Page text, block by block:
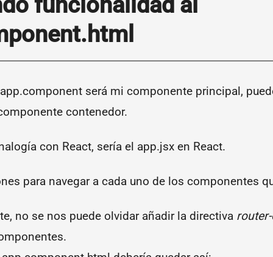
será mi componente principal,
contenedor.
con React, sería el app.jsx en React.
para navegar a cada uno de los componentes
no se nos puede olvidar añadir la directiva